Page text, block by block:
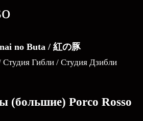
no Buta / 紅の豚
Студия Гибли / Студия Дзибли
(большие) Porco Rosso